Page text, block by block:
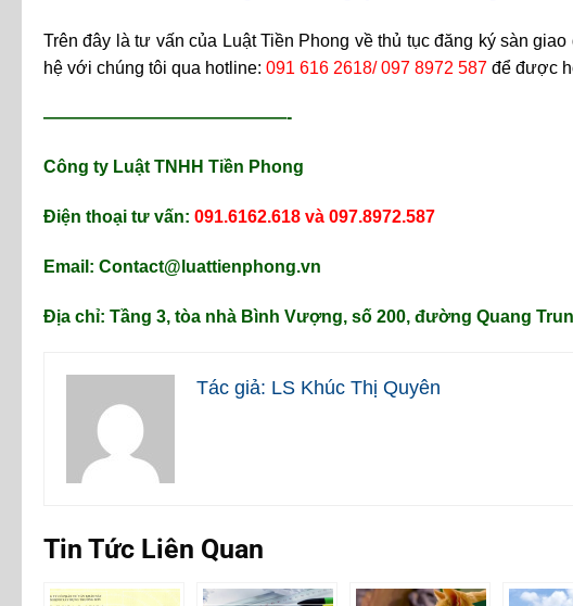
Trên đây là tư vấn của Luật Tiền Phong về thủ tục đăng ký sàn
hệ với chúng tôi qua hotline: 091 616 2618/ 097 8972 587 để được
——————————————-
Công ty Luật TNHH Tiền Phong
Điện thoại tư vấn: 091.6162.618 và 097.8972.587
Email: Contact@luattienphong.vn
Địa chỉ: Tầng 3, tòa nhà Bình Vượng, số 200, đường Quang
Tác giả: LS Khúc Thị Quyên
Tin Tức Liên Quan